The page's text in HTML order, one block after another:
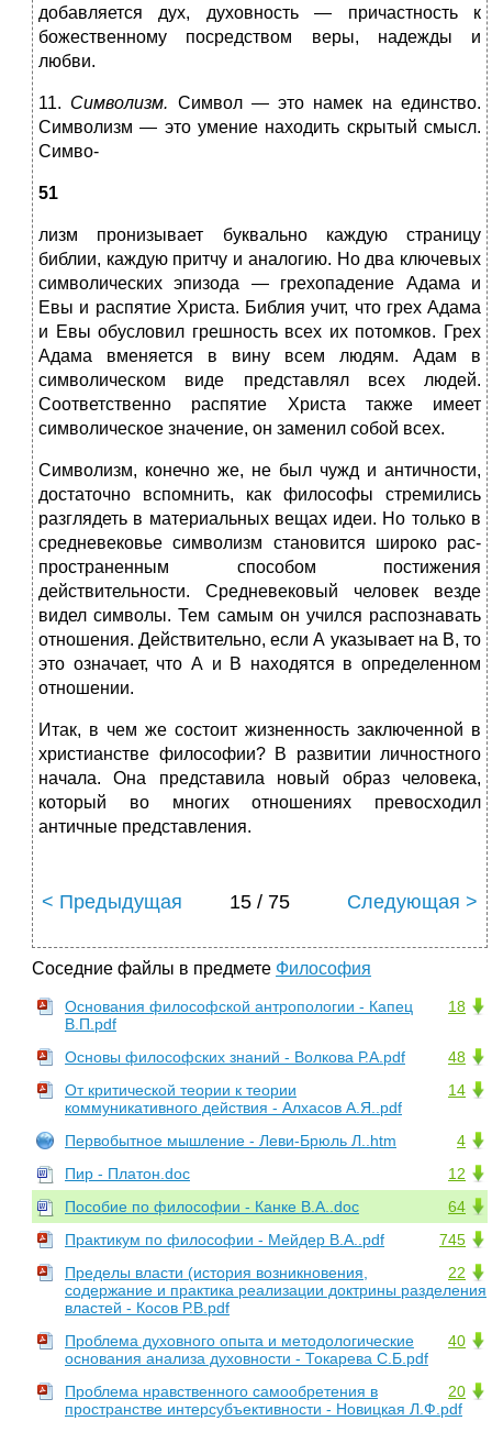
добавляет­ся дух, духовность — причастность к
божественному посредством веры, надежды и
любви.
11. Символизм. Символ — это намек на единство.
Сим­волизм — это умение находить скрытый смысл.
Симво-
51
лизм пронизывает буквально каждую страницу
библии, каждую притчу и аналогию. Но два ключевых
символи­ческих эпизода — грехопадение Адама и
Евы и распятие Христа. Библия учит, что грех Адама
и Евы обусловил грешность всех их потомков. Грех
Адама вменяется в вину всем людям. Адам в
символическом виде пред­ставлял всех людей.
Соответственно распятие Христа так­же имеет
символическое значение, он заменил собой всех.
Символизм, конечно же, не был чужд и античнос­ти,
достаточно вспомнить, как философы стремились
разглядеть в материальных вещах идеи. Но только в
средневековье символизм становится широко рас­
пространенным способом постижения
действительнос­ти. Средневековый человек везде
видел символы. Тем самым он учился распознавать
отношения. Действительно, если А указывает на В, то
это означает, что А и В на­ходятся в определенном
отношении.
Итак, в чем же состоит жизненность заключенной в
христианстве философии? В развитии личностного
на­чала. Она представила новый образ человека,
кото­рый во многих отношениях превосходил
античные представления.
< Предыдущая 15 / 75 Следующая >
Соседние файлы в предмете Философия
18
Основания философской антропологии - Капец
В.П.pdf
48
Основы философских знаний - Волкова Р.А.pdf
14
От критической теории к теории
коммуникативного действия - Алхасов А.Я..pdf
4
Первобытное мышление - Леви-Брюль Л..htm
12
Пир - Платон.doc
64
Пособие по философии - Канке В.А..doc
745
Практикум по философии - Мейдер В.А..pdf
22
Пределы власти (история возникновения,
содержание и практика реализации доктрины разделения
властей - Косов Р.В.pdf
40
Проблема духовного опыта и методологические
основания анализа духовности - Токарева С.Б.pdf
20
Проблема нравственного самообретения в
пространстве интерсубъективности - Новицкая Л.Ф.pdf